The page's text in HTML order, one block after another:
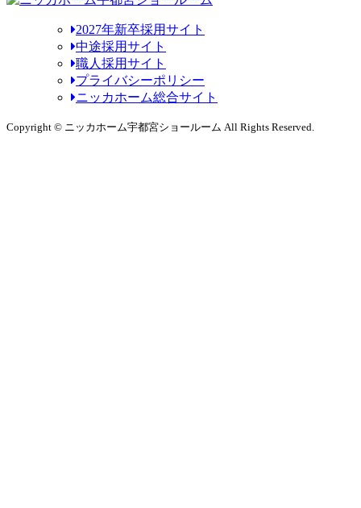
2027年新卒採用サイト
中途採用サイト
職人採用サイト
プライバシーポリシー
ニッカホーム総合サイト
Copyright © ニッカホーム宇都宮ショールーム All Rights Reserved.